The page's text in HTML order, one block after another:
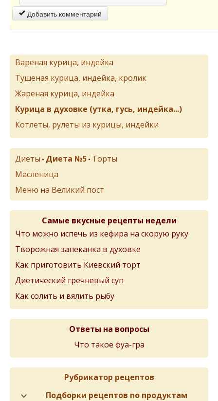
Добавить комментарий
Вареная курица, индейка
Тушеная курица, индейка, кролик
Жареная курица, индейка
Курица в духовке (утка, гусь, индейка...)
Котлеты, рулеты из курицы, индейки
Диеты • Диета №5 • Торты
Масленица
Меню на Великий пост
Самые вкусные рецепты недели
Что можно испечь из кефира на скорую руку
Творожная запеканка в духовке
Как приготовить Киевский торт
Диетический гречневый суп
Как солить и вялить рыбу
Ответы на вопросы
Что такое фуа-гра
Рубрикатор рецептов
Подборки рецептов по продуктам